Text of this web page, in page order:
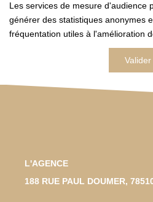
Les services de mesure d'audience
générer des statistiques anonymes
fréquentation utiles à l'amélioration
Valider
L'AGENCE
188 RUE PAUL DOUMER,